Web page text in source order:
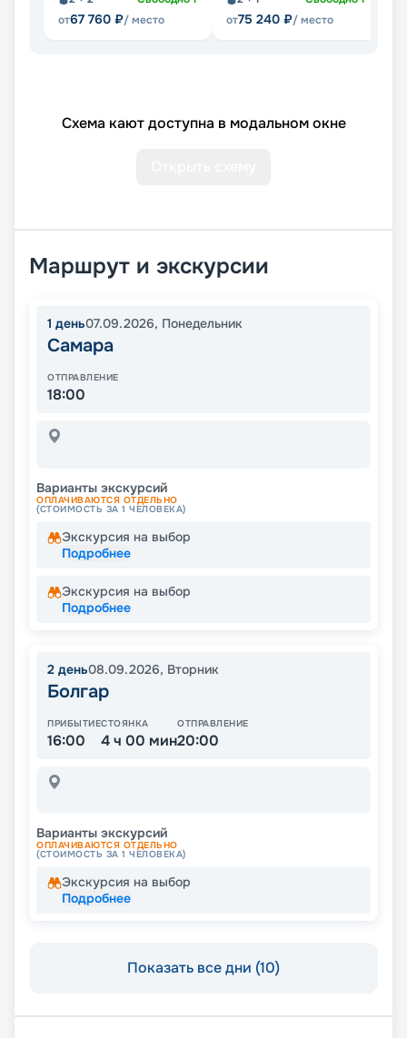
от67 760 ₽/ место
от75 240 ₽/ место
Схема кают доступна в модальном окне
Маршрут и экскурсии
1 день07.09.2026, Понедельник
Самара
ОТПРАВЛЕНИЕ
18:00
Варианты экскурсий
ОПЛАЧИВАЮТСЯ ОТДЕЛЬНО
(СТОИМОСТЬ ЗА 1 ЧЕЛОВЕКА)
Экскурсия на выбор
Подробнее
Экскурсия на выбор
Подробнее
2 день08.09.2026, Вторник
Болгар
ПРИБЫТИЕ
16:00
СТОЯНКА
4 ч 00 мин
ОТПРАВЛЕНИЕ
20:00
Варианты экскурсий
ОПЛАЧИВАЮТСЯ ОТДЕЛЬНО
(СТОИМОСТЬ ЗА 1 ЧЕЛОВЕКА)
Экскурсия на выбор
Подробнее
Показать все дни (10)